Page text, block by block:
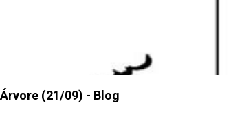
(21/09) - Blog